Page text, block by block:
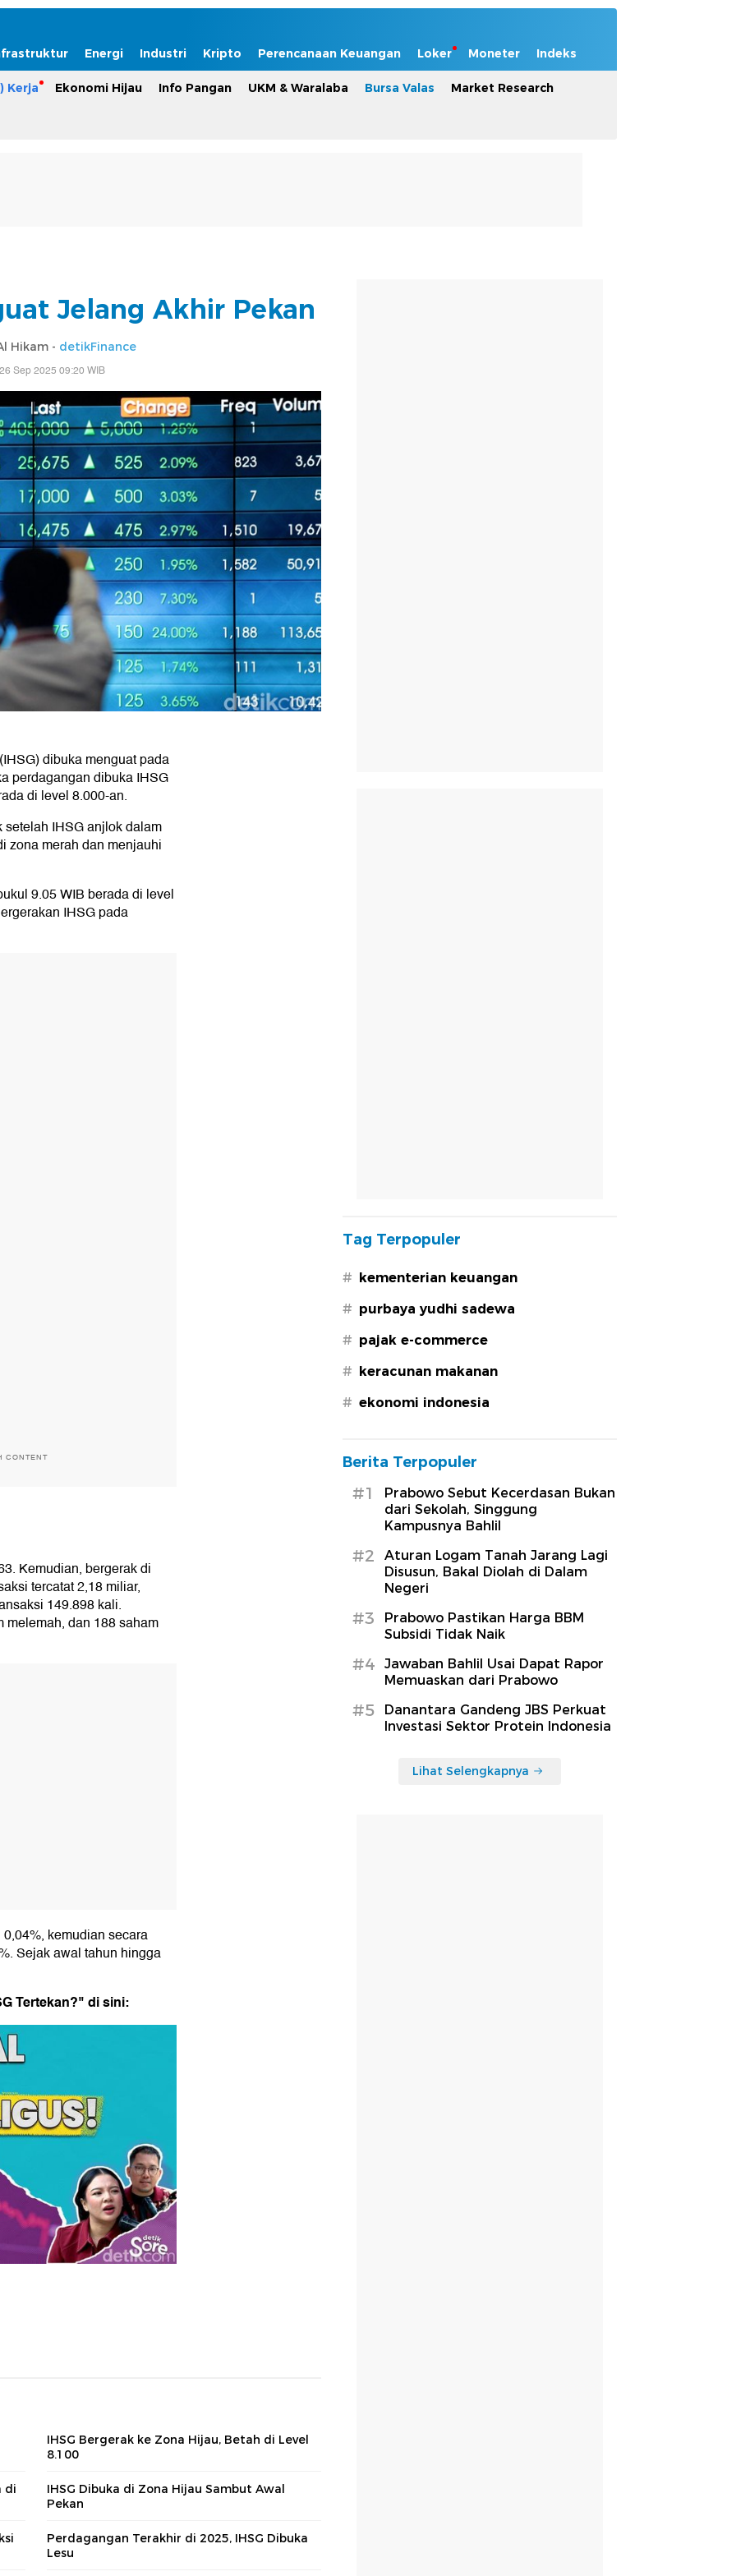
Energi Industri Kripto Perencanaan Keuangan Loker Moneter Indeks
Kerja Ekonomi Hijau Info Pangan UKM & Waralaba Bursa Valas Market Research
Jelang Akhir Pekan
Hikam - detikFinance
Sep 2025 09:20 WIB
dibuka menguat pada
perdagangan dibuka IHSG
di level 8.000-an.
IHSG anjlok dalam
zona merah dan menjauhi
9.05 WIB berada di level
IHSG pada
CONTENT
Kemudian, bergerak di
tercatat 2,18 miliar,
149.898 kali.
melemah, dan 188 saham
kemudian secara
Sejak awal tahun hingga
Tertekan?" di sini:
IHSG Bergerak ke Zona Hijau, Betah di Level
8.100
di
IHSG Dibuka di Zona Hijau Sambut Awal
Pekan
Perdagangan Terakhir di 2025, IHSG Dibuka
Lesu
Tag Terpopuler
# kementerian keuangan
# purbaya yudhi sadewa
# pajak e-commerce
# keracunan makanan
# ekonomi indonesia
Berita Terpopuler
#1
Prabowo Sebut Kecerdasan Bukan
dari Sekolah, Singgung
Kampusnya Bahlil
#2
Aturan Logam Tanah Jarang Lagi
Disusun, Bakal Diolah di Dalam
Negeri
#3
Prabowo Pastikan Harga BBM
Subsidi Tidak Naik
#4
Jawaban Bahlil Usai Dapat Rapor
Memuaskan dari Prabowo
#5
Danantara Gandeng JBS Perkuat
Investasi Sektor Protein Indonesia
Lihat Selengkapnya